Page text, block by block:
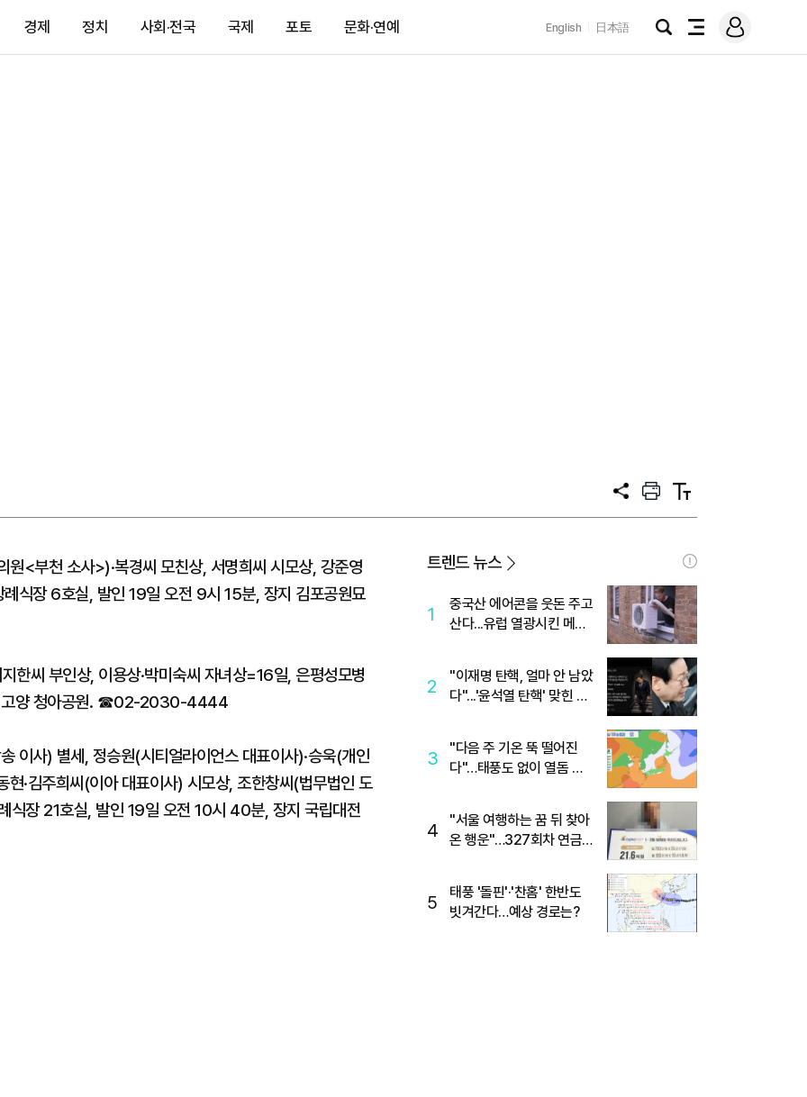
경제 정치 사회·전국 국제 포토 문화·연예 English 日本語
검
전
메
그
공
프
트
텍
트
<부천 소사>)·복경씨 모친상, 서명희씨 시모상, 강준영
식장 6호실, 발인 19일 오전 9시 15분, 장지 김포공원묘
씨 부인상, 이용상·박미숙씨 자녀상=16일, 은평성모병
고양 청아공원. ☎02-2030-4444
이사) 별세, 정승원(시티얼라이언스 대표이사)·승욱(개인
현·김주희씨(이아 대표이사) 시모상, 조한창씨(법무법인 도
식장 21호실, 발인 19일 오전 10시 40분, 장지 국립대전
트렌드 뉴스
1
중국산 에어콘을 웃돈 주고
산다...유럽 열광시킨 메이
2
"이재명 탄핵, 얼마 안 남았
다"...'윤석열 탄핵' 맞힌 무
3
"다음 주 기온 뚝 떨어진
다"…태풍도 없이 열돔 박
4
"서울 여행하는 꿈 뒤 찾아
온 행운"…327회차 연금
5
태풍 '돌핀'·'찬홈' 한반도
빗겨간다…예상 경로는?